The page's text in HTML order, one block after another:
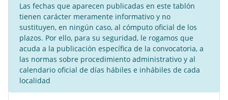
Las fechas que aparecen publicadas en este tablón
tienen carácter meramente informativo y no
sustituyen, en ningún caso, al cómputo oficial de los
plazos. Por ello, para su seguridad, le rogamos que
acuda a la publicación específica de la convocatoria, a
las normas sobre procedimiento administrativo y al
calendario oficial de días hábiles e inhábiles de cada
localidad